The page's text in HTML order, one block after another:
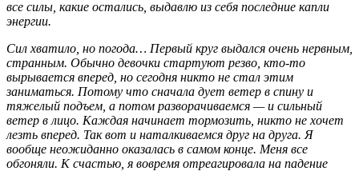
все силы, какие остались, выдавлю из себя последние капли
энергии.
Сил хватило, но погода… Первый круг выдался очень нервным,
странным. Обычно девочки стартуют резво, кто-то
вырывается вперед, но сегодня никто не стал этим
заниматься. Потому что сначала дует ветер в спину и
тяжелый подъем, а потом разворачиваемся — и сильный
ветер в лицо. Каждая начинает тормозить, никто не хочет
лезть вперед. Так вот и наталкиваемся друг на друга. Я
вообще неожиданно оказалась в самом конце. Меня все
обгоняли. К счастью, я вовремя отреагировала на падение